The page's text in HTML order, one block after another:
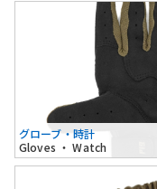
グローブ・時計
Gloves ・ Watch